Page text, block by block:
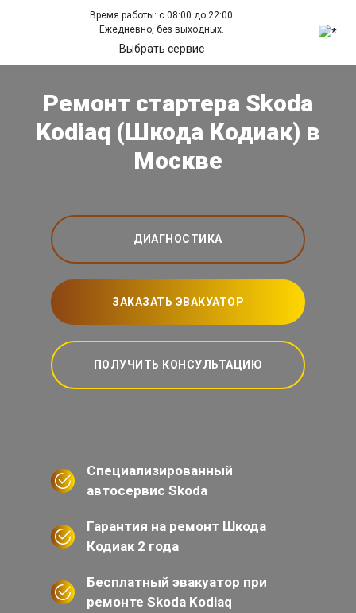
Время работы: с 08:00 до 22:00
Ежедневно, без выходных.
Выбрать сервис
Ремонт стартера Skoda
Kodiaq (Шкода Кодиак) в
Москве
ДИАГНОСТИКА
ЗАКАЗАТЬ ЭВАКУАТОР
ПОЛУЧИТЬ КОНСУЛЬТАЦИЮ
Специализированный
автосервис Skoda
Гарантия на ремонт Шкода
Кодиак 2 года
Бесплатный эвакуатор при
ремонте Skoda Kodiaq